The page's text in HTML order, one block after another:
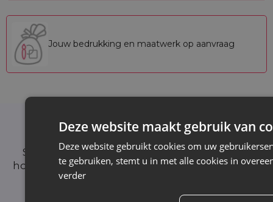
Jouw bedrukking en maatwerk op aanvraag
Nieuwsbrief
Schrijf je in voor de nieuwsbrief en blijf op de
hoogte van het laatste nieuws en aanbiedingen
Wij informeren en tonen nieuws - zonder
onnodige spam. Blijf regelmatig bij ons!
Deze website maakt gebruik van
Deze website gebruikt cookies om uw
te gebruiken, stemt u in met alle cookies in
verder